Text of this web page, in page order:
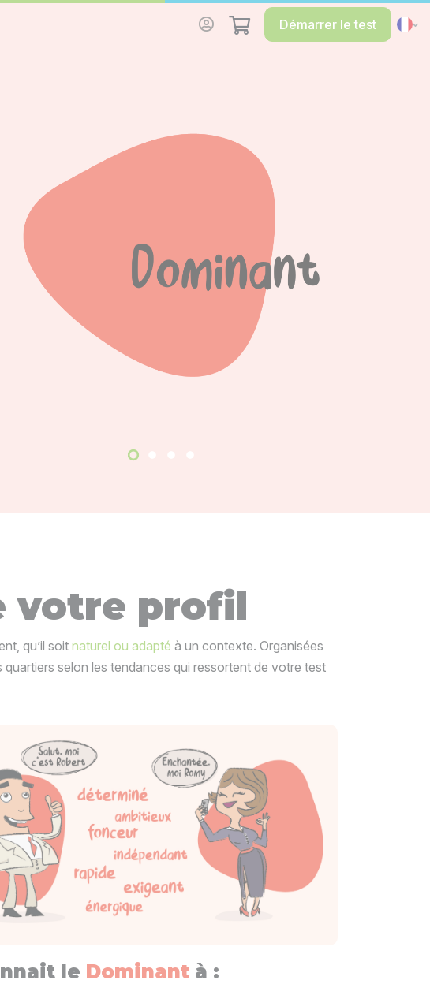
Démarrer le test
votre profil
qu’il soit naturel ou adapté à un contexte. Organisées
selon les tendances qui ressortent de votre test
le Dominant à :